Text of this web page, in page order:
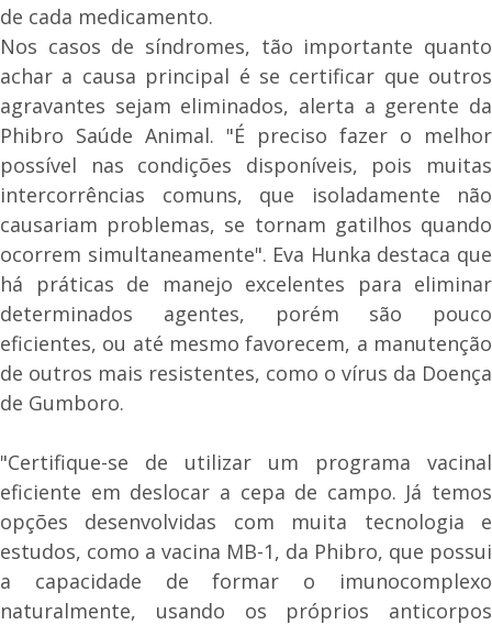
de cada medicamento.
Nos casos de síndromes, tão importante quanto
achar a causa principal é se certificar que outros
agravantes sejam eliminados, alerta a gerente da
Phibro Saúde Animal. "É preciso fazer o melhor
possível nas condições disponíveis, pois muitas
intercorrências comuns, que isoladamente não
causariam problemas, se tornam gatilhos quando
ocorrem simultaneamente". Eva Hunka destaca que
há práticas de manejo excelentes para eliminar
determinados agentes, porém são pouco
eficientes, ou até mesmo favorecem, a manutenção
de outros mais resistentes, como o vírus da Doença
de Gumboro.
"Certifique-se de utilizar um programa vacinal
eficiente em deslocar a cepa de campo. Já temos
opções desenvolvidas com muita tecnologia e
estudos, como a vacina MB-1, da Phibro, que possui
a capacidade de formar o imunocomplexo
naturalmente, usando os próprios anticorpos